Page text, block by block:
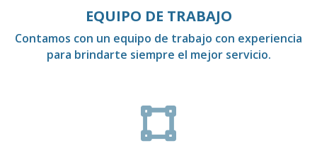
EQUIPO DE TRABAJO
Contamos con un equipo de trabajo con experiencia
para brindarte siempre el mejor servicio.
